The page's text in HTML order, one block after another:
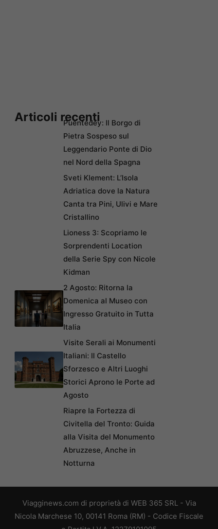
Articoli recentiPuentedey: Il Borgo di
Pietra Sospeso sul
Leggendario Ponte di Dio
nel Nord della Spagna
Sveti Klement: L’Isola
Adriatica dove la Natura
Canta tra Pini, Ulivi e Mare
Cristallino
Lioness 3: Scopriamo le
Sorprendenti Location
della Serie Spy con Nicole
Kidman
2 Agosto: Ritorna la
Domenica al Museo con
Ingresso Gratuito in Tutta
Italia
Visite Serali ai Monumenti
Italiani: Il Castello
Sforzesco e Altri Luoghi
Storici Aprono le Porte ad
Agosto
Riapre la Fortezza di
Civitella del Tronto: Guida
alla Visita del Monumento
Abruzzese, Anche in
Notturna
Viagginews.com di proprietà di WEB 365 SRL - Via
Nicola Marchese 10, 00141 Roma (RM) - Codice Fiscale